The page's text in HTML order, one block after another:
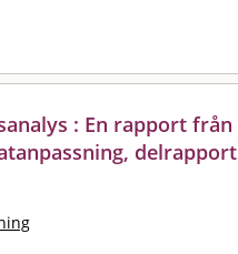
: En rapport från
delrapport